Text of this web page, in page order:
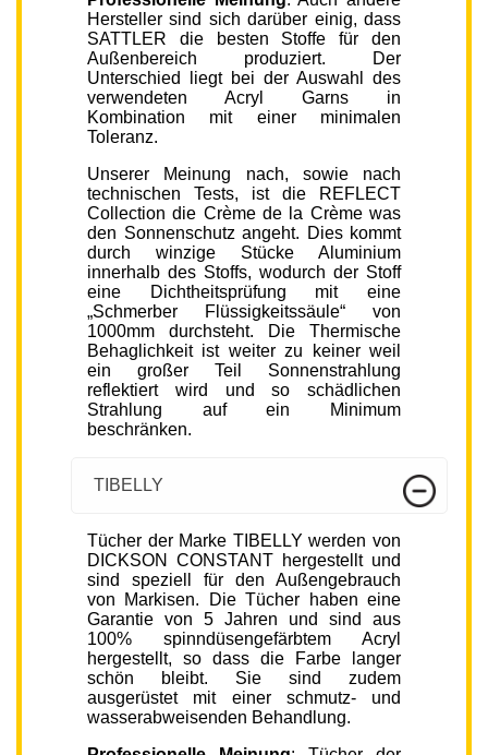
Hersteller sind sich darüber einig, dass
SATTLER die besten Stoffe für den
Außenbereich produziert. Der
Unterschied liegt bei der Auswahl des
verwendeten Acryl Garns in
Kombination mit einer minimalen
Toleranz.
Unserer Meinung nach, sowie nach
technischen Tests, ist die REFLECT
Collection die Crème de la Crème was
den Sonnenschutz angeht. Dies kommt
durch winzige Stücke Aluminium
innerhalb des Stoffs, wodurch der Stoff
eine Dichtheitsprüfung mit eine
„Schmerber Flüssigkeitssäule“ von
1000mm durchsteht. Die Thermische
Behaglichkeit ist weiter zu keiner weil
ein großer Teil Sonnenstrahlung
reflektiert wird und so schädlichen
Strahlung auf ein Minimum
beschränken.
TIBELLY
Tücher der Marke TIBELLY werden von
DICKSON CONSTANT hergestellt und
sind speziell für den Außengebrauch
von Markisen. Die Tücher haben eine
Garantie von 5 Jahren und sind aus
100% spinndüsengefärbtem Acryl
hergestellt, so dass die Farbe langer
schön bleibt. Sie sind zudem
ausgerüstet mit einer schmutz- und
wasserabweisenden Behandlung.